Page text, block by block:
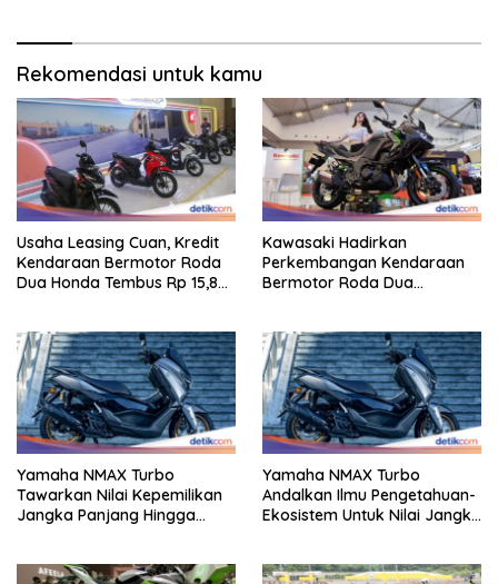
Rekomendasi untuk kamu
Usaha Leasing Cuan, Kredit
Kendaraan Bermotor Roda
Dua Honda Tembus Rp 15,8
Kawasaki Hadirkan
Perkembangan Kendaraan
Bermotor Roda Dua
Yamaha NMAX Turbo
Tawarkan Nilai Kepemilikan
Jangka Panjang Hingga
Yamaha NMAX Turbo
Andalkan Ilmu Pengetahuan-
Ekosistem Untuk Nilai Jangka